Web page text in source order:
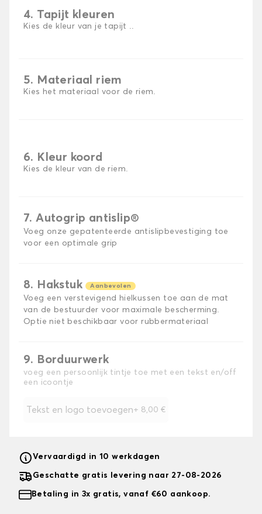
4. Tapijt kleuren
Kies de kleur van je tapijt ..
5. Materiaal riem
Kies het materiaal voor de riem.
6. Kleur koord
Kies de kleur van de riem.
7. Autogrip antislip®
Voeg onze gepatenteerde antislipbevestiging toe
voor een optimale grip
8. Hakstuk Aanbevolen
Voeg een verstevigend hielkussen toe aan de mat
van de bestuurder voor maximale bescherming.
Optie niet beschikbaar voor rubbermateriaal
9. Borduurwerk
voeg een persoonlijk tintje toe met een tekst en/off
een icoontje
Tekst en logo toevoegen+ 8,00 €
Vervaardigd in 10 werkdagen
Geschatte gratis levering naar 27-08-2026
Betaling in 3x gratis, vanaf €60 aankoop.